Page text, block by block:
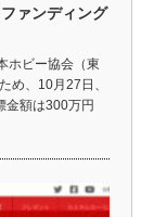
ァンディング
ビー協会（東
め、10月27日、
金額は300万円